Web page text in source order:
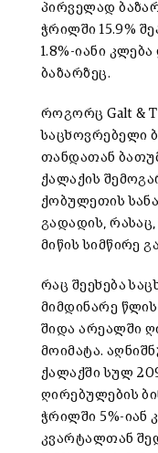
პირველად
ჭრილში 15.9%
1.8%-იანი
ბაზარზეც.
როგორც Galt &
საცხოვრებელი
თანდათან
ქალაქის
ქობულეთის
გადადის,
მიწის სიმწირე
რაც შეეხება
მიმდინარე
შიდა არეალში
მოიმატა.
ქალაქში სულ
ღირებულების
ჭრილში 5%-იან
კვარტალთან